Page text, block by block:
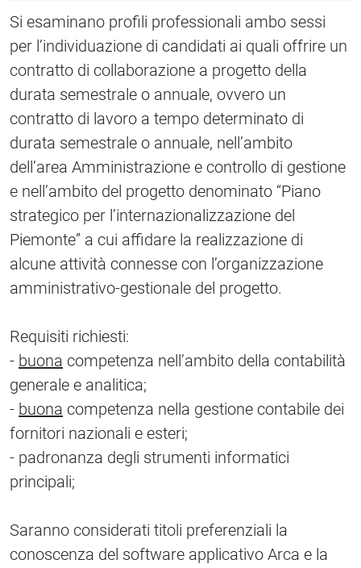
Si esaminano profili professionali ambo sessi
per l’individuazione di candidati ai quali offrire un
contratto di collaborazione a progetto della
durata semestrale o annuale, ovvero un
contratto di lavoro a tempo determinato di
durata semestrale o annuale, nell’ambito
dell’area Amministrazione e controllo di gestione
e nell’ambito del progetto denominato “Piano
strategico per l’internazionalizzazione del
Piemonte” a cui affidare la realizzazione di
alcune attività connesse con l’organizzazione
amministrativo-gestionale del progetto.
Requisiti richiesti:
- buona competenza nell’ambito della contabilità
generale e analitica;
- buona competenza nella gestione contabile dei
fornitori nazionali e esteri;
- padronanza degli strumenti informatici
principali;
Saranno considerati titoli preferenziali la
conoscenza del software applicativo Arca e la